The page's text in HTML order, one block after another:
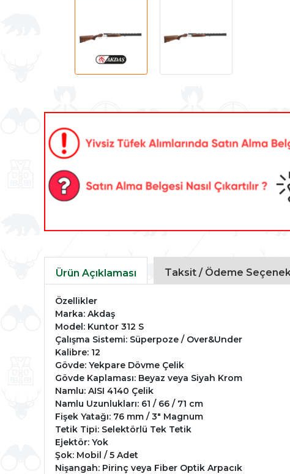
Ürün Açıklaması Taksit / Ödeme
Özellikler
Marka: Akdaş
Model: Kuntor 312 S
Çalışma Sistemi: Süperpoze / Over&Under
Kalibre: 12
Gövde: Yekpare Dövme Çelik
Gövde Kaplaması: Beyaz veya Siyah Krom
Namlu: AISI 4140 Çelik
Namlu Uzunlukları: 61 / 66 / 71 cm
Fişek Yatağı: 76 mm / 3" Magnum
Tetik Tipi: Selektörlü Tek Tetik
Ejektör: Yok
Şok: Mobil / 5 Adet
Nişangah: Pirinç veya Fiber Optik Arpacık